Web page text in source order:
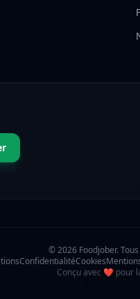
© 2026 Foodjober.
ConfidentialitéCookies
Conçu avec ❤ amour
pour